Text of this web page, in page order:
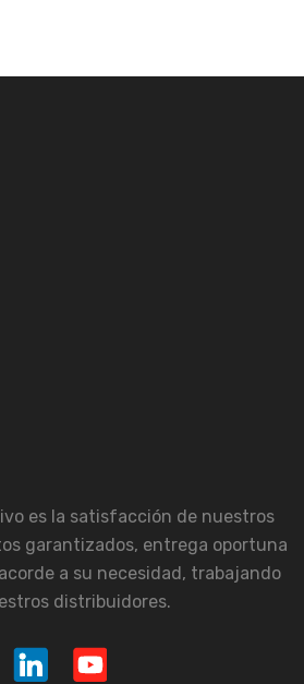
es la satisfacción de nuestros
garantizados, entrega oportuna
a su necesidad, trabajando
distribuidores.